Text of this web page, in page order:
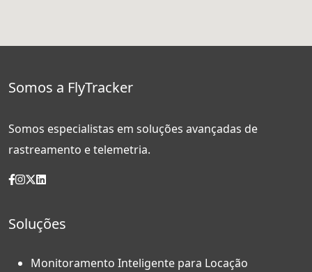
Somos a FlyTracker
Somos especialistas em soluções avançadas de
rastreamento e telemetria.
Soluções
Monitoramento Inteligente para Locação